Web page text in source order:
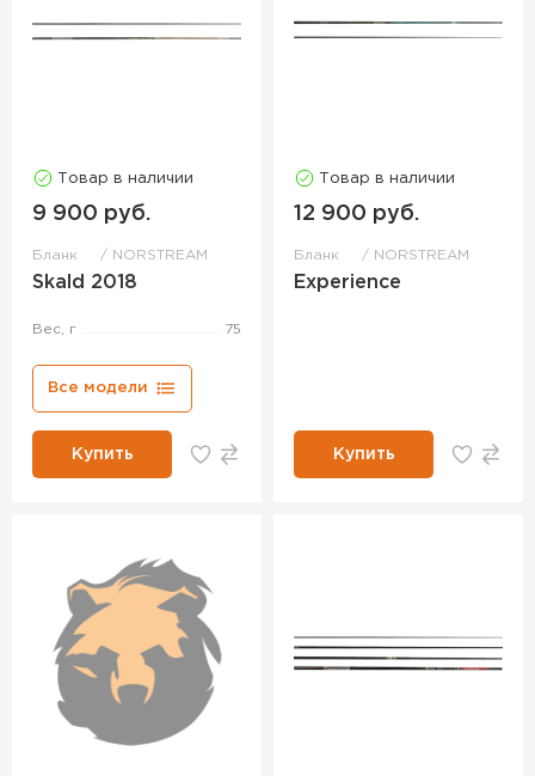
Товар в наличии
9 900 руб.
Бланк NORSTREAM
Skald 2018
Вес, г 75
Все модели
Купить
Товар в наличии
12 900 руб.
Бланк NORSTREAM
Experience
Купить